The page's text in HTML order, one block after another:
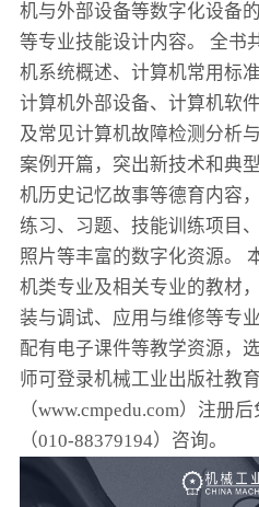
机与外部设备等数字化设备
等专业技能设计内容。 全书
机系统概述、计算机常用标
计算机外部设备、计算机软
及常见计算机故障检测分析
案例开篇，突出新技术和典
机历史记忆故事等德育内容
练习、习题、技能训练项目
照片等丰富的数字化资源。
机类专业及相关专业的教材
装与调试、应用与维修等专
配有电子课件等教学资源，
师可登录机械工业出版社教
（www.cmpedu.com）注册
（010-88379194）咨询。